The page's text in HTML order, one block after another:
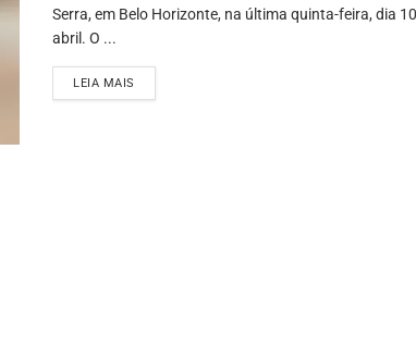
Serra, em Belo Horizonte, na última quinta-feira, dia
abril. O ...
LEIA MAIS